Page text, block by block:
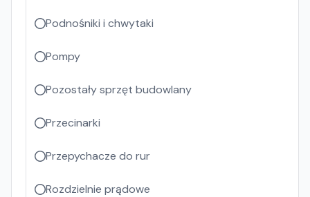
Podnośniki i chwytaki
Pompy
Pozostały sprzęt budowlany
Przecinarki
Przepychacze do rur
Rozdzielnie prądowe